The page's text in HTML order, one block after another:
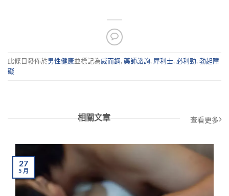
此條目發佈於男性健康並標記為威而鋼 , 藥師諮詢, 犀利士, 必利勁, 勃起障
礙
相關文章 查看更多
27
5月